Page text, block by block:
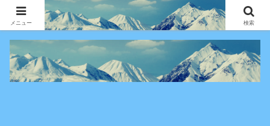
アニメ・漫画・VOD作品の見どころ、配信情報、登場人物や物語の考察を、作
品別・ジャンル別に分かりやすく紹介する専門ブログです。
メニュー 検索